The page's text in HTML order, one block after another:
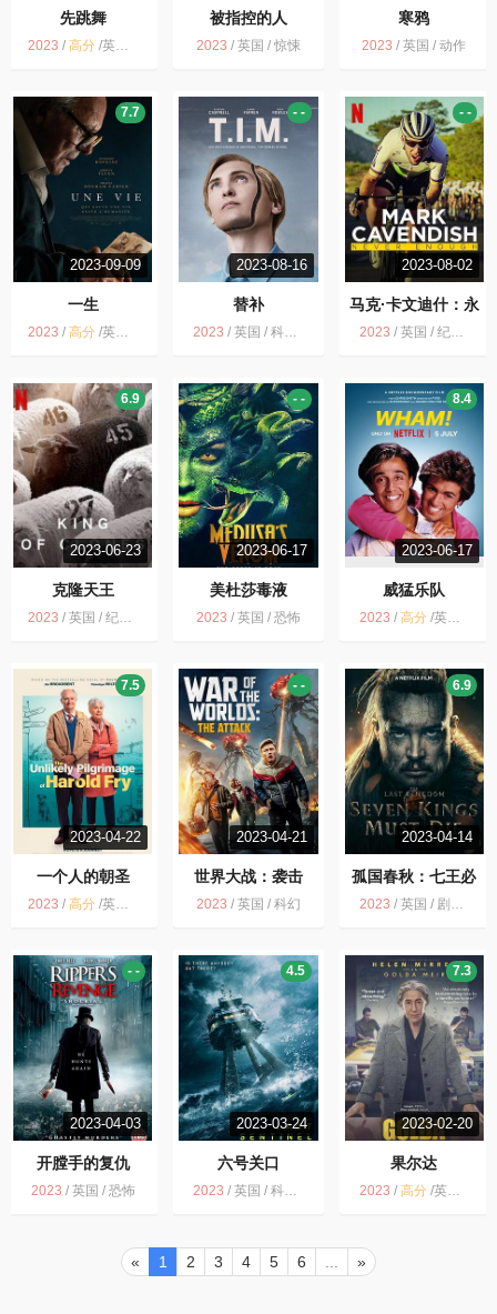
先跳舞
2023 / 高分 /英国 / 剧情 传记
被指控的人
2023 / 英国 / 惊悚
寒鸦
2023 /英国 / 动作
2023-09-09
一生
7.7
2023 / 高分 /英国 / 剧情 传记 历史
2023-08-16
替补
- -
2023 /英国 / 科幻 惊悚
2023-08-02
马克·卡文迪什：永
不停歇
- -
2023 / 英国 / 纪录片 传记 运动
2023-06-23
克隆天王
6.9
2023 / 英国 / 纪录片
2023-06-17
美杜莎毒液
- -
2023 / 英国 / 恐怖
2023-06-17
威猛乐队
8.4
2023 / 高分/英国 / 纪录片 音乐 传记
2023-04-22
一个人的朝圣
7.5
2023 / 高分 /英国 / 剧情
2023-04-21
世界大战：袭击
- -
2023 / 英国 / 科幻
2023-04-14
孤国春秋：七王必
死
6.9
2023 / 英国 / 剧情 动作 历史
2023-04-03
开膛手的复仇
- -
2023 / 英国 / 恐怖
2023-03-24
六号关口
4.5
2023 /英国 / 科幻 惊悚
2023-02-20
果尔达
7.3
2023 / 高分/英国 / 剧情 传记 历史 战争
« 1 2 3 4 5 6 »